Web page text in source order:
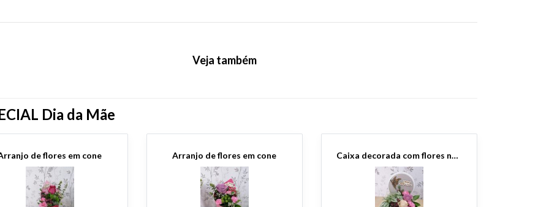
Veja também
Dia da Mãe
de flores em cone Arranjo de flores em cone Caixa decorada com flores naturais